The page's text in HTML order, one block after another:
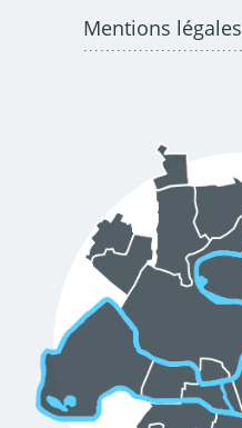
Mentions légales